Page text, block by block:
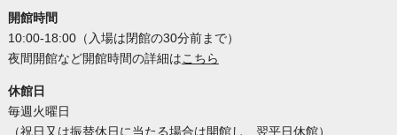
開館時間
10:00-18:00（入場は閉館の30分前まで）
夜間開館など開館時間の詳細はこちら
休館日
毎週火曜日
（祝日又は振替休日に当たる場合は開館し、翌平日休館）